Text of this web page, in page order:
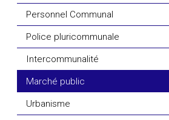
Personnel Communal
Police pluricommunale
Intercommunalité
Marché public
Urbanisme